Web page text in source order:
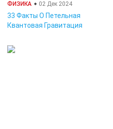
ФИЗИКА 02 Дек 2024
33 Факты О Петельная
Квантовая Гравитация